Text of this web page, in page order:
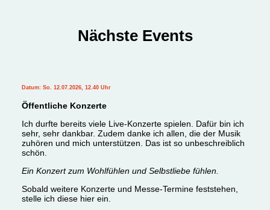
Nächste Events
Datum: So. 12.07.2026, 12.40 Uhr
Öffentliche Konzerte
Ich durfte bereits viele Live-Konzerte spielen. Dafür bin ich
sehr, sehr dankbar. Zudem danke ich allen, die der Musik
zuhören und mich unterstützen. Das ist so unbeschreiblich
schön.
Ein Konzert zum Wohlfühlen und Selbstliebe fühlen.
Sobald weitere Konzerte und Messe-Termine feststehen,
stelle ich diese hier ein.